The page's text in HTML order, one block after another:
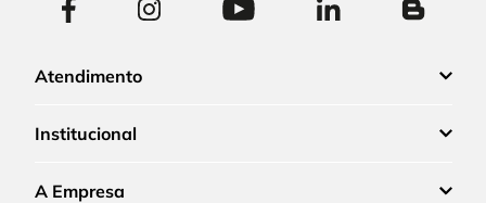
Atendimento
Institucional
A Empresa